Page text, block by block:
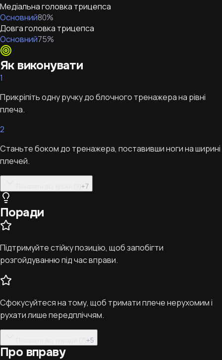
Медіальна головка трицепса
Основний80%
Довга головка трицепса
Основний75%
Як виконувати
1
Прикріпіть одну ручку до блочного тренажера на рівні
плеча.
2
Станьте боком до тренажера, поставивши ноги на ширині
плечей.
+7
Поради
Підтримуйте стійку позицію, щоб запобігти
розгойдуванню під час вправи.
Сфокусуйтеся на тому, щоб тримати плече нерухомим і
рухати лише передпліччям.
+5
Про вправу